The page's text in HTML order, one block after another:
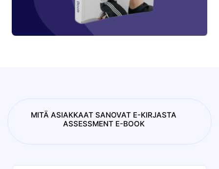
MITÄ ASIAKKAAT SANOVAT E-KIRJASTA
ASSESSMENT E-BOOK